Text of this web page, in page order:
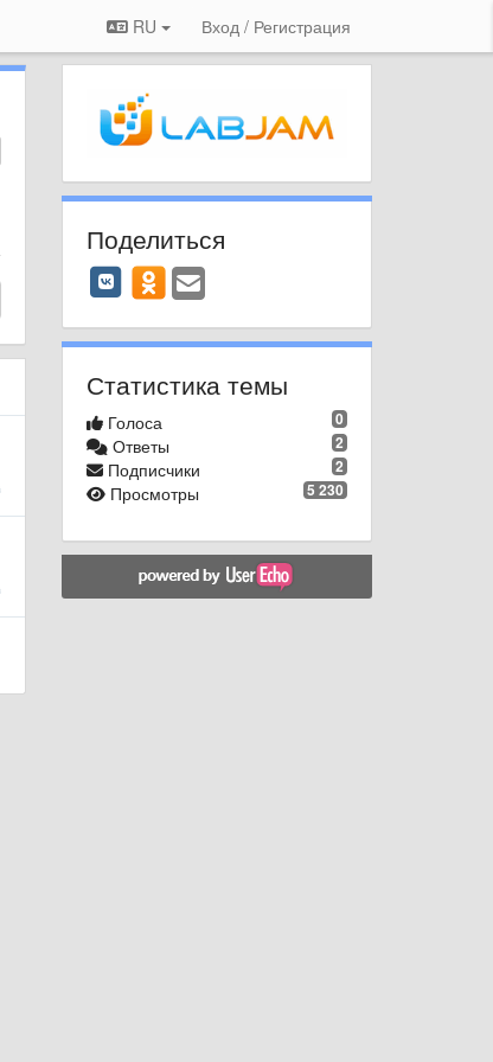
RU Вход / Регистрация
Поделиться
Статистика темы
0
Голоса
2
Ответы
2
Подписчики
5 230
Просмотры